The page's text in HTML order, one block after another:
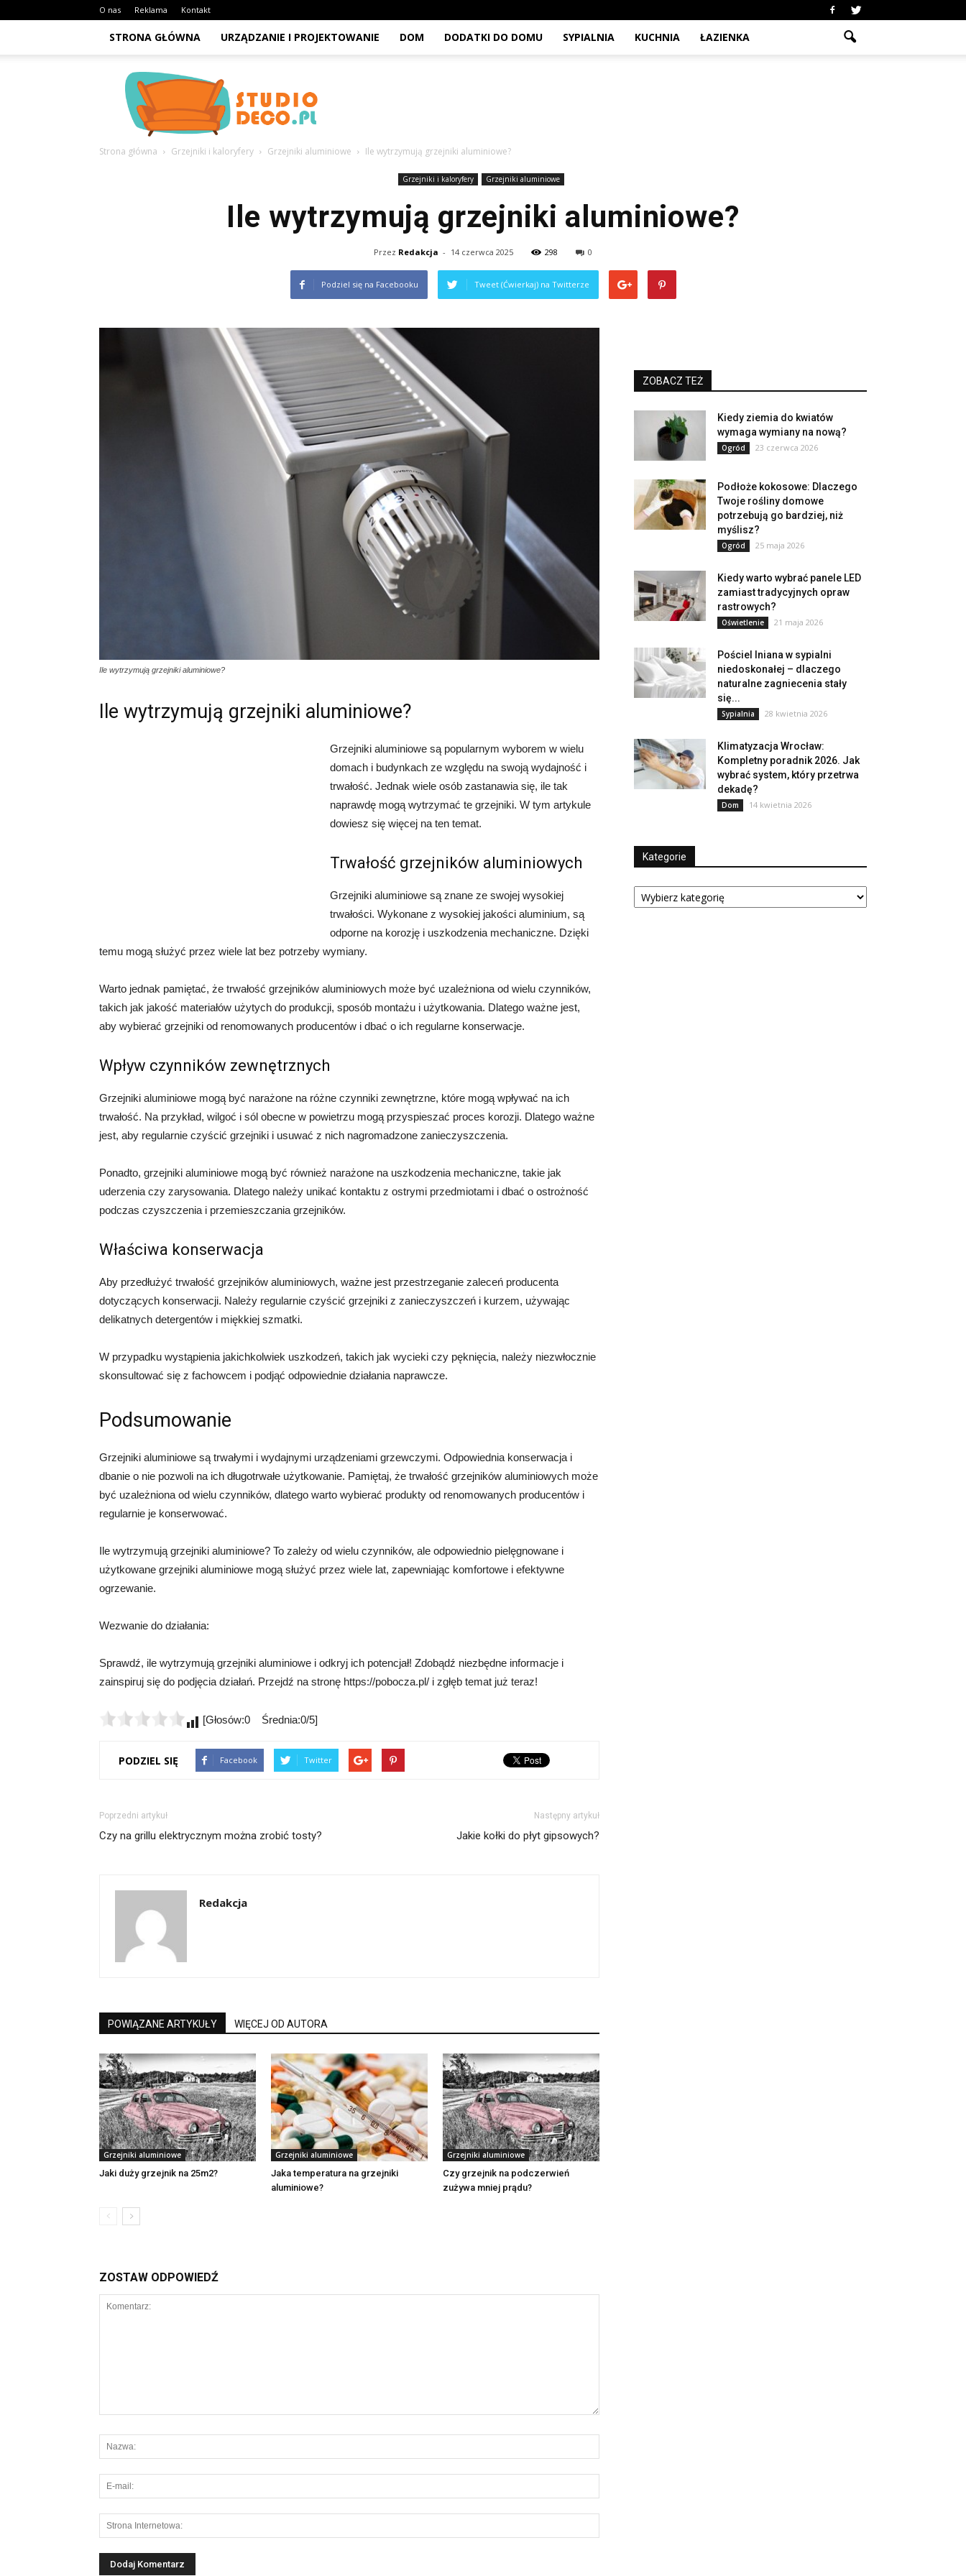
O nas Reklama Kontakt
STRONA GŁÓWNA URZĄDZANIE I PROJEKTOWANIE DOM DODATKI DO DOMU SYPIALNIA KUCHNIA ŁAZIENKA
StudioDeco.pl
Strona główna Grzejniki i kaloryfery Grzejniki aluminiowe Ile wytrzymują grzejniki aluminiowe?
Grzejniki i kaloryfery Grzejniki aluminiowe
Ile wytrzymują grzejniki aluminiowe?
Przez Redakcja - 14 czerwca 2025 298 0
Podziel się na Facebooku Tweet (Ćwierkaj) na Twitterze
Ile wytrzymują grzejniki aluminiowe?
Ile wytrzymują grzejniki aluminiowe?
Grzejniki aluminiowe są popularnym wyborem w wielu
domach i budynkach ze względu na swoją wydajność i
trwałość. Jednak wiele osób zastanawia się, ile tak
naprawdę mogą wytrzymać te grzejniki. W tym artykule
dowiesz się więcej na ten temat.
Trwałość grzejników aluminiowych
Grzejniki aluminiowe są znane ze swojej wysokiej
trwałości. Wykonane z wysokiej jakości aluminium, są
odporne na korozję i uszkodzenia mechaniczne. Dzięki
temu mogą służyć przez wiele lat bez potrzeby wymiany.
Warto jednak pamiętać, że trwałość grzejników aluminiowych może być uzależniona od wielu czynników,
takich jak jakość materiałów użytych do produkcji, sposób montażu i użytkowania. Dlatego ważne jest,
aby wybierać grzejniki od renomowanych producentów i dbać o ich regularne konserwacje.
Wpływ czynników zewnętrznych
Grzejniki aluminiowe mogą być narażone na różne czynniki zewnętrzne, które mogą wpływać na ich
trwałość. Na przykład, wilgoć i sól obecne w powietrzu mogą przyspieszać proces korozji. Dlatego ważne
jest, aby regularnie czyścić grzejniki i usuwać z nich nagromadzone zanieczyszczenia.
Ponadto, grzejniki aluminiowe mogą być również narażone na uszkodzenia mechaniczne, takie jak
uderzenia czy zarysowania. Dlatego należy unikać kontaktu z ostrymi przedmiotami i dbać o ostrożność
podczas czyszczenia i przemieszczania grzejników.
Właściwa konserwacja
Aby przedłużyć trwałość grzejników aluminiowych, ważne jest przestrzeganie zaleceń producenta
dotyczących konserwacji. Należy regularnie czyścić grzejniki z zanieczyszczeń i kurzem, używając
delikatnych detergentów i miękkiej szmatki.
W przypadku wystąpienia jakichkolwiek uszkodzeń, takich jak wycieki czy pęknięcia, należy niezwłocznie
skonsultować się z fachowcem i podjąć odpowiednie działania naprawcze.
Podsumowanie
Grzejniki aluminiowe są trwałymi i wydajnymi urządzeniami grzewczymi. Odpowiednia konserwacja i
dbanie o nie pozwoli na ich długotrwałe użytkowanie. Pamiętaj, że trwałość grzejników aluminiowych może
być uzależniona od wielu czynników, dlatego warto wybierać produkty od renomowanych producentów i
regularnie je konserwować.
Ile wytrzymują grzejniki aluminiowe? To zależy od wielu czynników, ale odpowiednio pielęgnowane i
użytkowane grzejniki aluminiowe mogą służyć przez wiele lat, zapewniając komfortowe i efektywne
ogrzewanie.
Wezwanie do działania:
Sprawdź, ile wytrzymują grzejniki aluminiowe i odkryj ich potencjał! Zdobądź niezbędne informacje i
zainspiruj się do podjęcia działań. Przejdź na stronę https://pobocza.pl/ i zgłęb temat już teraz!
[Głosów:0 Średnia:0/5]
PODZIEL SIĘ Facebook Twitter
Poprzedni artykuł
Czy na grillu elektrycznym można zrobić tosty?
Następny artykuł
Jakie kołki do płyt gipsowych?
Redakcja
POWIĄZANE ARTYKUŁY WIĘCEJ OD AUTORA
Grzejniki aluminiowe
Jaki duży grzejnik na 25m2?
Grzejniki aluminiowe
Jaka temperatura na grzejniki
aluminiowe?
Grzejniki aluminiowe
Czy grzejnik na podczerwień
zużywa mniej prądu?
ZOSTAW ODPOWIEDŹ
ZOBACZ TEŻ
Kiedy ziemia do kwiatów
wymaga wymiany na nową?
Ogród 23 czerwca 2026
Podłoże kokosowe: Dlaczego
Twoje rośliny domowe
potrzebują go bardziej, niż
myślisz?
Ogród 25 maja 2026
Kiedy warto wybrać panele LED
zamiast tradycyjnych opraw
rastrowych?
Oświetlenie 21 maja 2026
Pościel lniana w sypialni
niedoskonałej – dlaczego
naturalne zagniecenia stały
się...
Sypialnia 28 kwietnia 2026
Klimatyzacja Wrocław:
Kompletny poradnik 2026. Jak
wybrać system, który przetrwa
dekadę?
Dom 14 kwietnia 2026
Kategorie
Kategorie